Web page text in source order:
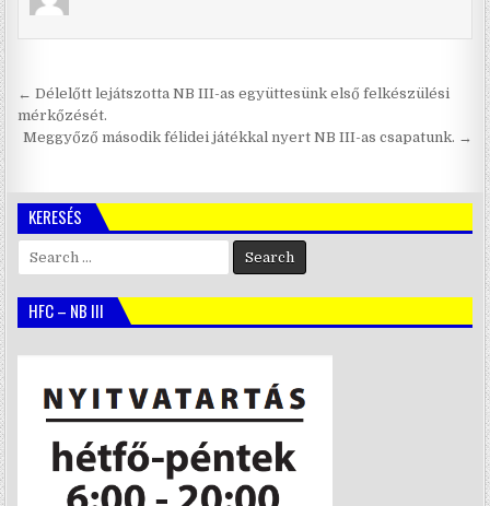
Bejegyzés
navigáció
← Délelőtt lejátszotta NB III-as együttesünk első felkészülési
mérkőzését.
Meggyőző második félidei játékkal nyert NB III-as csapatunk. →
KERESÉS
Search
for:
HFC – NB III